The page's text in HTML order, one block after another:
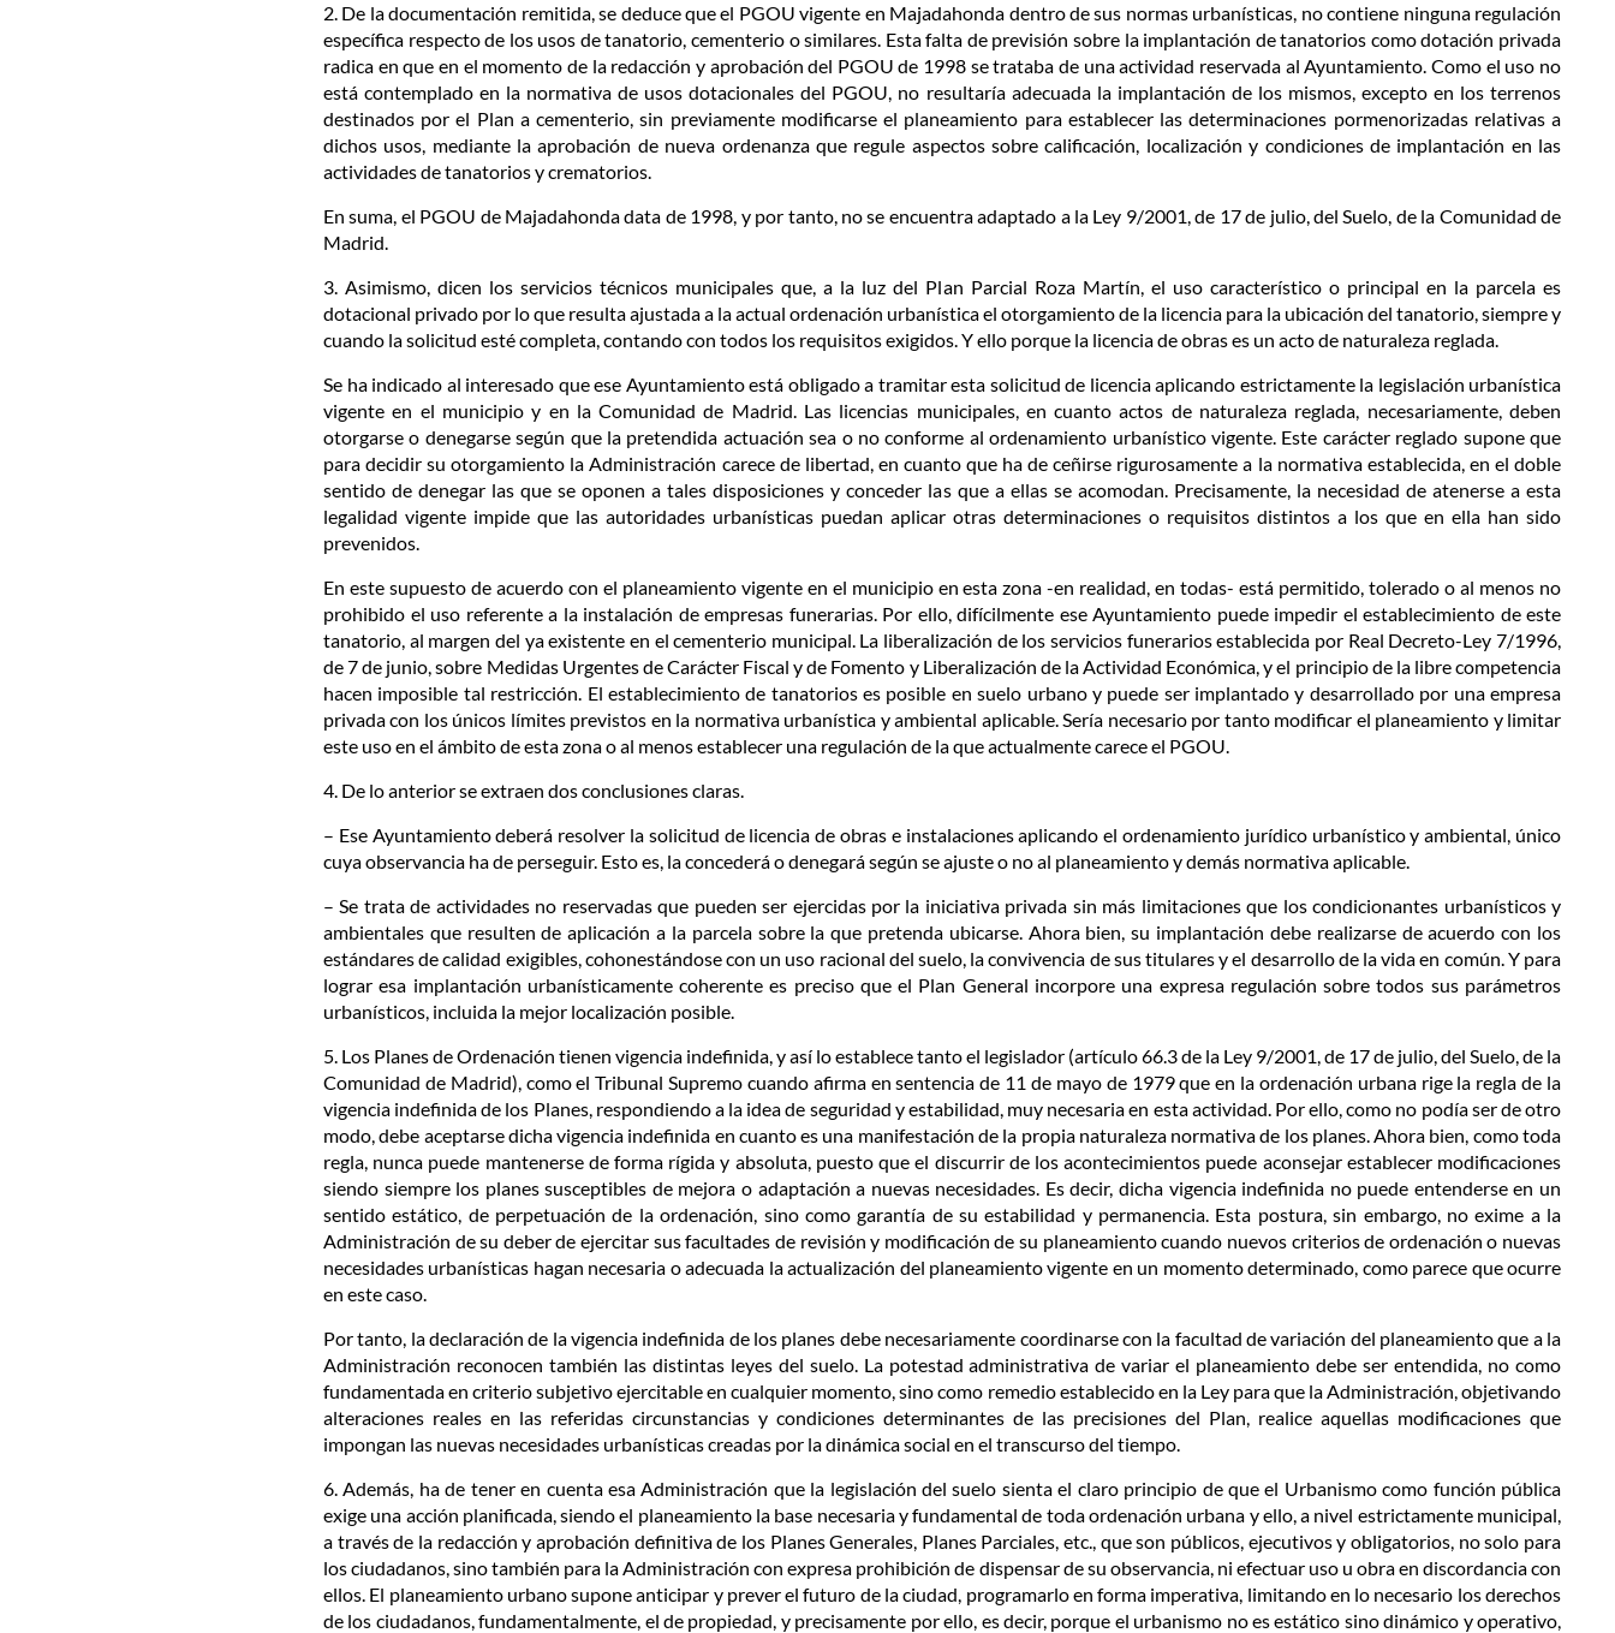
2. De la documentación remitida, se deduce que el PGOU vigente en Majadahonda dentro de sus normas urbanísticas, no contiene ninguna regulación
específica respecto de los usos de tanatorio, cementerio o similares. Esta falta de previsión sobre la implantación de tanatorios como dotación privada
radica en que en el momento de la redacción y aprobación del PGOU de 1998 se trataba de una actividad reservada al Ayuntamiento. Como el uso no
está contemplado en la normativa de usos dotacionales del PGOU, no resultaría adecuada la implantación de los mismos, excepto en los terrenos
destinados por el Plan a cementerio, sin previamente modificarse el planeamiento para establecer las determinaciones pormenorizadas relativas a
dichos usos, mediante la aprobación de nueva ordenanza que regule aspectos sobre calificación, localización y condiciones de implantación en las
actividades de tanatorios y crematorios.
En suma, el PGOU de Majadahonda data de 1998, y por tanto, no se encuentra adaptado a la Ley 9/2001, de 17 de julio, del Suelo, de la Comunidad de
Madrid.
3. Asimismo, dicen los servicios técnicos municipales que, a la luz del Plan Parcial Roza Martín, el uso característico o principal en la parcela es
dotacional privado por lo que resulta ajustada a la actual ordenación urbanística el otorgamiento de la licencia para la ubicación del tanatorio, siempre y
cuando la solicitud esté completa, contando con todos los requisitos exigidos. Y ello porque la licencia de obras es un acto de naturaleza reglada.
Se ha indicado al interesado que ese Ayuntamiento está obligado a tramitar esta solicitud de licencia aplicando estrictamente la legislación urbanística
vigente en el municipio y en la Comunidad de Madrid. Las licencias municipales, en cuanto actos de naturaleza reglada, necesariamente, deben
otorgarse o denegarse según que la pretendida actuación sea o no conforme al ordenamiento urbanístico vigente. Este carácter reglado supone que
para decidir su otorgamiento la Administración carece de libertad, en cuanto que ha de ceñirse rigurosamente a la normativa establecida, en el doble
sentido de denegar las que se oponen a tales disposiciones y conceder las que a ellas se acomodan. Precisamente, la necesidad de atenerse a esta
legalidad vigente impide que las autoridades urbanísticas puedan aplicar otras determinaciones o requisitos distintos a los que en ella han sido
prevenidos.
En este supuesto de acuerdo con el planeamiento vigente en el municipio en esta zona -en realidad, en todas- está permitido, tolerado o al menos no
prohibido el uso referente a la instalación de empresas funerarias. Por ello, difícilmente ese Ayuntamiento puede impedir el establecimiento de este
tanatorio, al margen del ya existente en el cementerio municipal. La liberalización de los servicios funerarios establecida por Real Decreto-Ley 7/1996,
de 7 de junio, sobre Medidas Urgentes de Carácter Fiscal y de Fomento y Liberalización de la Actividad Económica, y el principio de la libre competencia
hacen imposible tal restricción. El establecimiento de tanatorios es posible en suelo urbano y puede ser implantado y desarrollado por una empresa
privada con los únicos límites previstos en la normativa urbanística y ambiental aplicable. Sería necesario por tanto modificar el planeamiento y limitar
este uso en el ámbito de esta zona o al menos establecer una regulación de la que actualmente carece el PGOU.
4. De lo anterior se extraen dos conclusiones claras.
– Ese Ayuntamiento deberá resolver la solicitud de licencia de obras e instalaciones aplicando el ordenamiento jurídico urbanístico y ambiental, único
cuya observancia ha de perseguir. Esto es, la concederá o denegará según se ajuste o no al planeamiento y demás normativa aplicable.
– Se trata de actividades no reservadas que pueden ser ejercidas por la iniciativa privada sin más limitaciones que los condicionantes urbanísticos y
ambientales que resulten de aplicación a la parcela sobre la que pretenda ubicarse. Ahora bien, su implantación debe realizarse de acuerdo con los
estándares de calidad exigibles, cohonestándose con un uso racional del suelo, la convivencia de sus titulares y el desarrollo de la vida en común. Y para
lograr esa implantación urbanísticamente coherente es preciso que el Plan General incorpore una expresa regulación sobre todos sus parámetros
urbanísticos, incluida la mejor localización posible.
5. Los Planes de Ordenación tienen vigencia indefinida, y así lo establece tanto el legislador (artículo 66.3 de la Ley 9/2001, de 17 de julio, del Suelo, de la
Comunidad de Madrid), como el Tribunal Supremo cuando afirma en sentencia de 11 de mayo de 1979 que en la ordenación urbana rige la regla de la
vigencia indefinida de los Planes, respondiendo a la idea de seguridad y estabilidad, muy necesaria en esta actividad. Por ello, como no podía ser de otro
modo, debe aceptarse dicha vigencia indefinida en cuanto es una manifestación de la propia naturaleza normativa de los planes. Ahora bien, como toda
regla, nunca puede mantenerse de forma rígida y absoluta, puesto que el discurrir de los acontecimientos puede aconsejar establecer modificaciones
siendo siempre los planes susceptibles de mejora o adaptación a nuevas necesidades. Es decir, dicha vigencia indefinida no puede entenderse en un
sentido estático, de perpetuación de la ordenación, sino como garantía de su estabilidad y permanencia. Esta postura, sin embargo, no exime a la
Administración de su deber de ejercitar sus facultades de revisión y modificación de su planeamiento cuando nuevos criterios de ordenación o nuevas
necesidades urbanísticas hagan necesaria o adecuada la actualización del planeamiento vigente en un momento determinado, como parece que ocurre
en este caso.
Por tanto, la declaración de la vigencia indefinida de los planes debe necesariamente coordinarse con la facultad de variación del planeamiento que a la
Administración reconocen también las distintas leyes del suelo. La potestad administrativa de variar el planeamiento debe ser entendida, no como
fundamentada en criterio subjetivo ejercitable en cualquier momento, sino como remedio establecido en la Ley para que la Administración, objetivando
alteraciones reales en las referidas circunstancias y condiciones determinantes de las precisiones del Plan, realice aquellas modificaciones que
impongan las nuevas necesidades urbanísticas creadas por la dinámica social en el transcurso del tiempo.
6. Además, ha de tener en cuenta esa Administración que la legislación del suelo sienta el claro principio de que el Urbanismo como función pública
exige una acción planificada, siendo el planeamiento la base necesaria y fundamental de toda ordenación urbana y ello, a nivel estrictamente municipal,
a través de la redacción y aprobación definitiva de los Planes Generales, Planes Parciales, etc., que son públicos, ejecutivos y obligatorios, no solo para
los ciudadanos, sino también para la Administración con expresa prohibición de dispensar de su observancia, ni efectuar uso u obra en discordancia con
ellos. El planeamiento urbano supone anticipar y prever el futuro de la ciudad, programarlo en forma imperativa, limitando en lo necesario los derechos
de los ciudadanos, fundamentalmente, el de propiedad, y precisamente por ello, es decir, porque el urbanismo no es estático sino dinámico y operativo,